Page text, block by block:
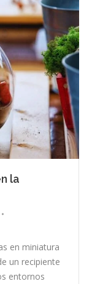
la
en miniatura
un recipiente
entornos